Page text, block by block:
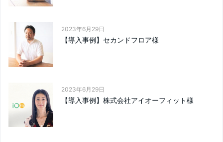
2023年6月29日
【導入事例】セカンドフロア様
2023年6月29日
【導入事例】株式会社アイオーフィット様